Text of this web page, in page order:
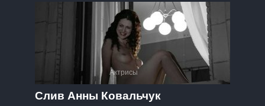
Актрисы
Слив Анны Ковальчук